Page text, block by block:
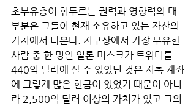
초부유층이 휘두르는 권력과 영향력의 대
부분은 그들이 현재 소유하고 있는 자산의
가치에서 나온다. 지구상에서 가장 부유한
사람 중 한 명인 일론 머스크가 트위터를
440억 달러에 살 수 있었던 것은 저축 계좌
에 그렇게 많은 현금이 있었기 때문이 아니
라 2,500억 달러 이상의 가치가 있고 그의